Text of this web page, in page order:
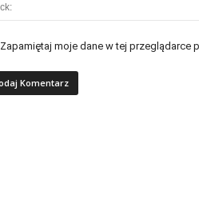
Zapamiętaj moje dane w tej przeglądarce